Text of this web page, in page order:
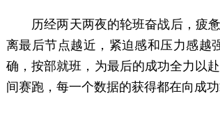
历经两天两夜的轮班奋战后，疲惫
离最后节点越近，紧迫感和压力感越
确，按部就班，为最后的成功全力以
间赛跑，每一个数据的获得都在向成功